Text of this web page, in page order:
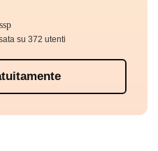
su 372 utenti